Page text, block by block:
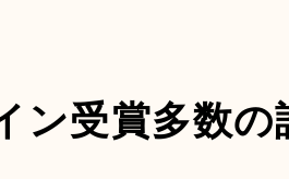
ン受賞多数の